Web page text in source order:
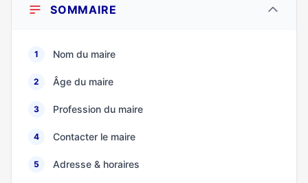
SOMMAIRE
1 Nom du maire
2 Âge du maire
3 Profession du maire
4 Contacter le maire
5 Adresse & horaires